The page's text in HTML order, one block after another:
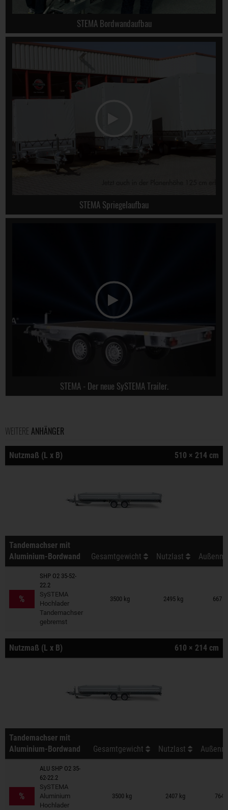
STEMA Bordwandaufbau
STEMA Spriegelaufbau
STEMA - Der neue SySTEMA Trailer.
WEITERE ANHÄNGER
Nutzmaß (L x B) 510 × 214 cm
Tandemachser mit
Aluminium-Bordwand
Gesamtgewicht Nutzlast
%
SHP O2 35-52-
22.2
SySTEMA
Hochlader
Tandemachser
gebremst
3500 kg 2495 kg 667
Anhänger auf Merkzettel
Nutzmaß (L x B) 610 × 214 cm
Tandemachser mit
Aluminium-Bordwand
Gesamtgewicht Nutzlast
%
ALU SHP O2 35-
62-22.2
SySTEMA
Aluminium
Hochlader
3500 kg 2407 kg 764
Anhänger auf Merkzettel